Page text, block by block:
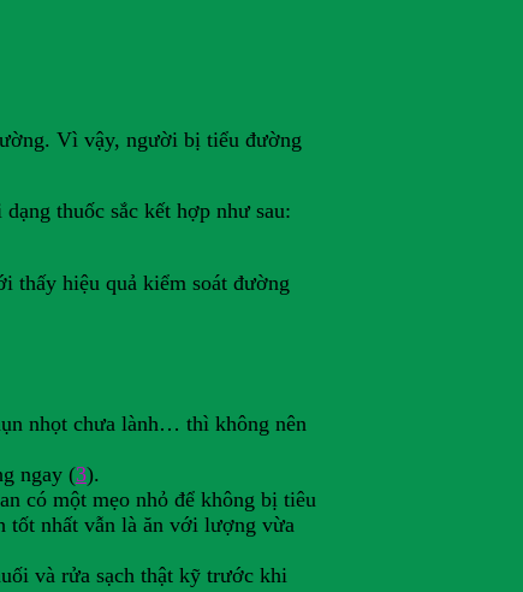
Vì vậy, người bị tiểu đường
thuốc sắc kết hợp như sau:
thấy hiệu quả kiểm soát đường
nhọt chưa lành… thì không nên
ngay (3).
có một mẹo nhỏ để không bị tiêu
tốt nhất vẫn là ăn với lượng vừa
và rửa sạch thật kỹ trước khi